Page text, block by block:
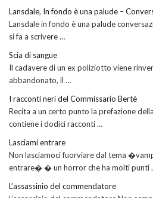
Lansdale, In fondo è una palude –
Lansdale in fondo è una palude
si fa a scrivere …
Scia di sangue
Il cadavere di un ex poliziotto viene
abbandonato, il …
I racconti neri del Commissario Bertè
Recita a un certo punto la prefazione
contiene i dodici racconti …
Lasciami entrare
Non lasciamoci fuorviare dal tema
entrare� � un horror che ha molti punti
L’assassinio del commendatore